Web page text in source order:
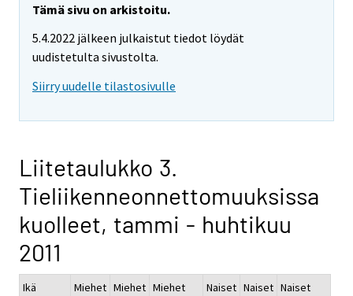
Tämä sivu on arkistoitu.
5.4.2022 jälkeen julkaistut tiedot löydät
uudistetulta sivustolta.
Siirry uudelle tilastosivulle
Liitetaulukko 3.
Tieliikenneonnettomuuksissa
kuolleet, tammi - huhtikuu
2011
Ikä
Miehet Miehet Miehet
Naiset Naiset Naiset